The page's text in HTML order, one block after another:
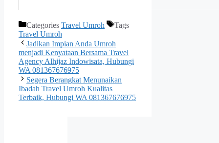
Categories Travel Umroh
Tags
Travel Umroh
Jadikan Impian Anda Umroh
menjadi Kenyataan Bersama Travel
Agency Alhijaz Indowisata, Hubungi
WA 081367676975
Segera Berangkat Menunaikan
Ibadah Travel Umroh Kualitas
Terbaik, Hubungi WA 081367676975